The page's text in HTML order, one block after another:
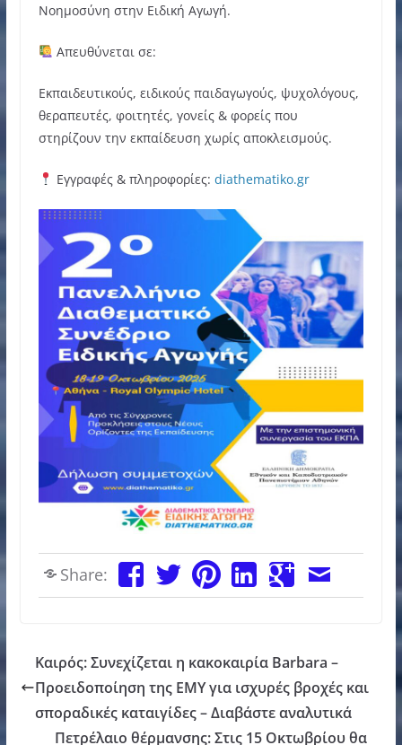
Νοημοσύνη στην Ειδική Αγωγή.
Απευθύνεται σε:
Εκπαιδευτικούς, ειδικούς παιδαγωγούς, ψυχολόγους,
θεραπευτές, φοιτητές, γονείς & φορείς που
στηρίζουν την εκπαίδευση χωρίς αποκλεισμούς.
Εγγραφές & πληροφορίες: diathematiko.gr
Share:
Καιρός: Συνεχίζεται η κακοκαιρία Barbara –
Προειδοποίηση της ΕΜΥ για ισχυρές βροχές και
σποραδικές καταιγίδες – Διαβάστε αναλυτικά
Πετρέλαιο θέρμανσης: Στις 15 Οκτωβρίου θα